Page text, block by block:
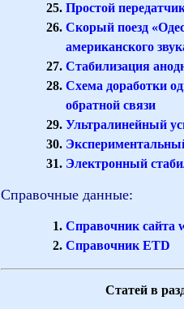
Простой
Скорый поезд
американского
Стабилизация
Схема доработки
обратной связи
Ультралинейный
Электронный
Справочные данные:
Справочник сайта
Справочник ETD
Статей в